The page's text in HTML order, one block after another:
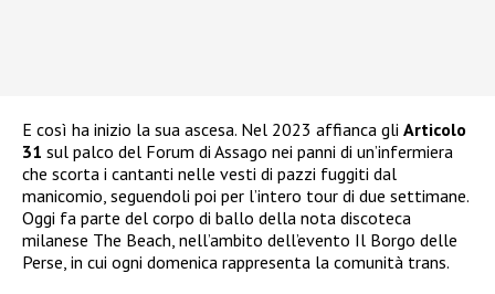
E così ha inizio la sua ascesa. Nel 2023 affianca gli Articolo
31 sul palco del Forum di Assago nei panni di un’infermiera
che scorta i cantanti nelle vesti di pazzi fuggiti dal
manicomio, seguendoli poi per l’intero tour di due settimane.
Oggi fa parte del corpo di ballo della nota discoteca
milanese The Beach, nell’ambito dell’evento Il Borgo delle
Perse, in cui ogni domenica rappresenta la comunità trans.